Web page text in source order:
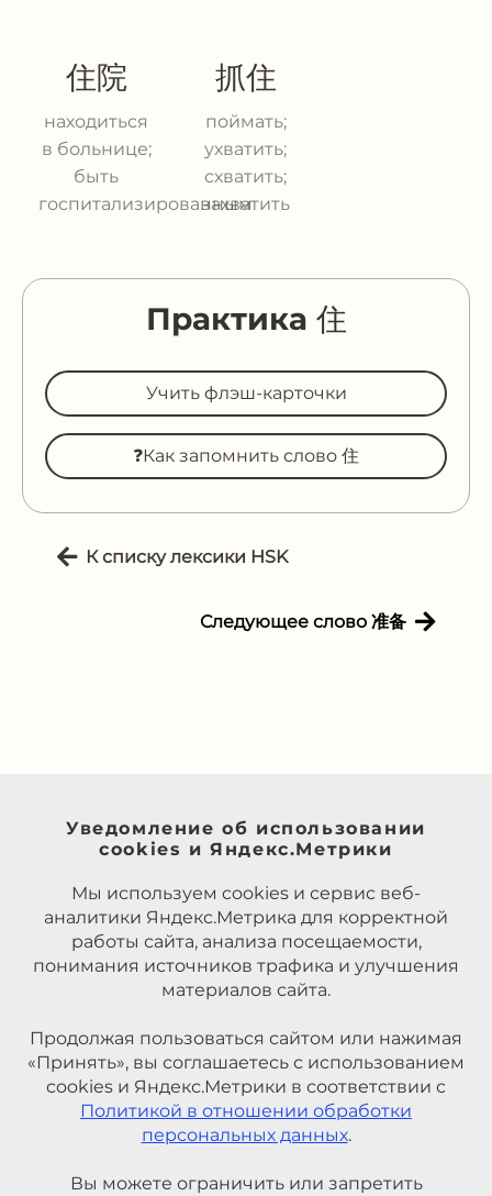
住院
находиться
в больнице;
быть
госпитализированным
抓住
поймать;
ухватить;
схватить;
захватить
Практика 住
Учить флэш-карточки
❓Как запомнить слово 住
К списку лексики HSK
Следующее слово 准备
Уведомление об использовании
cookies и Яндекс.Метрики
Мы используем cookies и сервис веб-
аналитики Яндекс.Метрика для корректной
работы сайта, анализа посещаемости,
понимания источников трафика и улучшения
материалов сайта.
Продолжая пользоваться сайтом или нажимая
«Принять», вы соглашаетесь с использованием
cookies и Яндекс.Метрики в соответствии с
Политикой в отношении обработки
персональных данных.
Вы можете ограничить или запретить